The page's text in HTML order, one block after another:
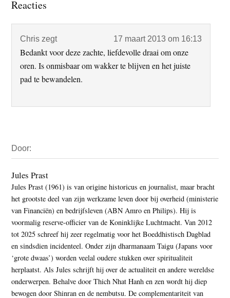
Reacties
Chris zegt 17 maart 2013 om 16:13
Bedankt voor deze zachte, liefdevolle draai om onze
oren. Is onmisbaar om wakker te blijven en het juiste
pad te bewandelen.
Sidebar
Door:
Jules Prast
Jules Prast (1961) is van origine historicus en journalist, maar bracht
het grootste deel van zijn werkzame leven door bij overheid (ministerie
van Financiën) en bedrijfsleven (ABN Amro en Philips). Hij is
voormalig reserve-officier van de Koninklijke Luchtmacht. Van 2012
tot 2025 schreef hij zeer regelmatig voor het Boeddhistisch Dagblad
en sindsdien incidenteel. Onder zijn dharmanaam Taigu (Japans voor
‘grote dwaas’) worden veelal oudere stukken over spiritualiteit
herplaatst. Als Jules schrijft hij over de actualiteit en andere wereldse
onderwerpen. Behalve door Thich Nhat Hanh en zen wordt hij diep
bewogen door Shinran en de nembutsu. De complementariteit van